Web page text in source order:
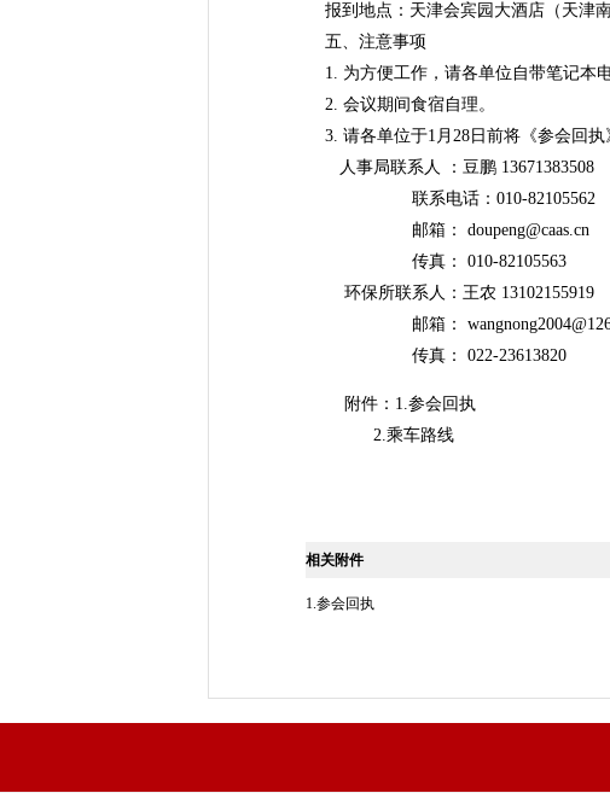
报到地点：天津会宾园大酒店（天津南
五、注意事项
1. 为方便工作，请各单位自带笔记本电
2. 会议期间食宿自理。
3. 请各单位于1月28日前将《参会回执
人事局联系人 ：豆鹏 13671383508
联系电话：010-82105562
邮箱： doupeng@caas.cn
传真： 010-82105563
环保所联系人：王农 13102155919
邮箱：
传真： 022-23613820
附件：1.参会回执
2.乘车路线
相关附件
1.参会回执